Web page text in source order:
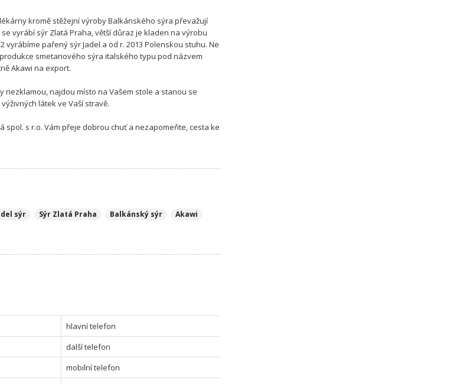
kromě stěžejní výroby Balkánského sýra převažují
vyrábí sýr Zlatá Praha, větší důraz je kladen na výrobu
vyrábíme pařený sýr Jadel a od r. 2013 Polenskou stuhu. Ne
smetanového sýra italského typu pod názvem
Akawi na export.
nezklamou, najdou místo na Vašem stole a stanou se
látek ve Vaší stravě.
spol. s r.o. Vám přeje dobrou chuť a nezapomeňte, cesta ke
sýr Sýr Zlatá Praha Balkánský sýr
Akawi
hlavní telefon
další telefon
mobilní telefon